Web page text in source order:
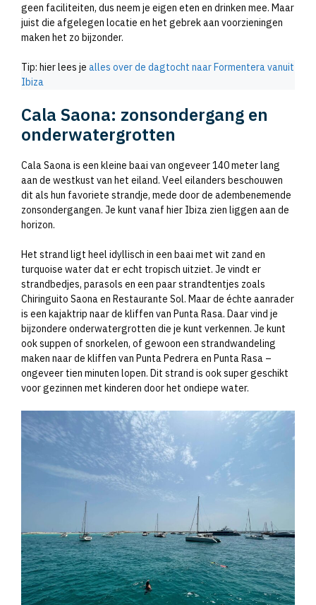
geen faciliteiten, dus neem je eigen eten en drinken mee. Maar
juist die afgelegen locatie en het gebrek aan voorzieningen
maken het zo bijzonder.
Tip: hier lees je alles over de dagtocht naar Formentera vanuit
Ibiza
Cala Saona: zonsondergang en
onderwatergrotten
Cala Saona is een kleine baai van ongeveer 140 meter lang
aan de westkust van het eiland. Veel eilanders beschouwen
dit als hun favoriete strandje, mede door de adembenemende
zonsondergangen. Je kunt vanaf hier Ibiza zien liggen aan de
horizon.
Het strand ligt heel idyllisch in een baai met wit zand en
turquoise water dat er echt tropisch uitziet. Je vindt er
strandbedjes, parasols en een paar strandtentjes zoals
Chiringuito Saona en Restaurante Sol. Maar de échte aanrader
is een kajaktrip naar de kliffen van Punta Rasa. Daar vind je
bijzondere onderwatergrotten die je kunt verkennen. Je kunt
ook suppen of snorkelen, of gewoon een strandwandeling
maken naar de kliffen van Punta Pedrera en Punta Rasa –
ongeveer tien minuten lopen. Dit strand is ook super geschikt
voor gezinnen met kinderen door het ondiepe water.